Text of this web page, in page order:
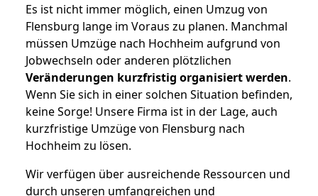
Es ist nicht immer möglich, einen Umzug von
Flensburg lange im Voraus zu planen. Manchmal
müssen Umzüge nach Hochheim aufgrund von
Jobwechseln oder anderen plötzlichen
Veränderungen kurzfristig organisiert werden.
Wenn Sie sich in einer solchen Situation befinden,
keine Sorge! Unsere Firma ist in der Lage, auch
kurzfristige Umzüge von Flensburg nach
Hochheim zu lösen.
Wir verfügen über ausreichende Ressourcen und
durch unseren umfangreichen und